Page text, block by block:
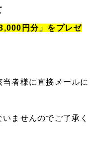
円分」をプレゼ
者様に直接メールに
ませんのでご了承く